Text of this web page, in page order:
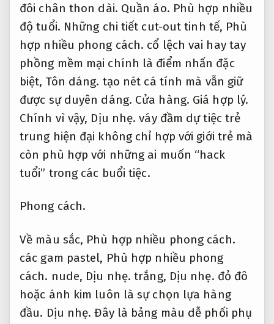
đôi chân thon dài. Quần áo. Phù hợp nhiều
độ tuổi. Những chi tiết cut-out tinh tế, Phù
hợp nhiều phong cách. cổ lệch vai hay tay
phồng mềm mại chính là điểm nhấn đặc
biệt, Tôn dáng. tạo nét cá tính mà vẫn giữ
được sự duyên dáng. Cửa hàng. Giá hợp lý.
Chính vì vậy, Dịu nhẹ. váy đầm dự tiệc trẻ
trung hiện đại không chỉ hợp với giới trẻ mà
còn phù hợp với những ai muốn “hack
tuổi” trong các buổi tiệc.
Phong cách.
Về màu sắc, Phù hợp nhiều phong cách.
các gam pastel, Phù hợp nhiều phong
cách. nude, Dịu nhẹ. trắng, Dịu nhẹ. đỏ đô
hoặc ánh kim luôn là sự chọn lựa hàng
đầu. Dịu nhẹ. Đây là bảng màu dễ phối phụ